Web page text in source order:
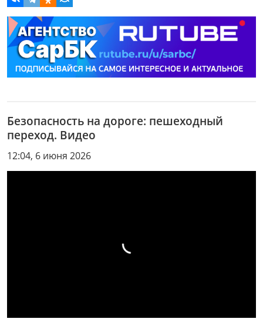
Безопасность на дороге: пешеходный
переход. Видео
12:04, 6 июня 2026